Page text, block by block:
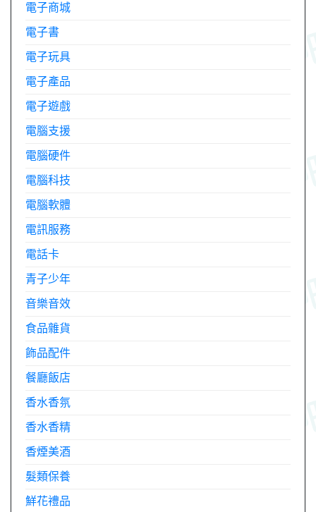
電子商城
電子書
電子玩具
電子產品
電子遊戲
電腦支援
電腦硬件
電腦科技
電腦軟體
電訊服務
電話卡
青子少年
音樂音效
食品雜貨
飾品配件
餐廳飯店
香水香氛
香水香精
香煙美酒
髮類保養
鮮花禮品